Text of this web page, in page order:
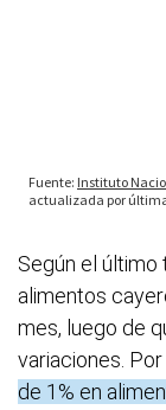
Según el último
alimentos
mes, luego de
variaciones.
de 1% en